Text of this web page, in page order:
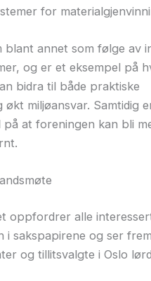
for
blant annet som følge av
og er et eksempel på
bidra til både praktiske
økt miljøansvar. Samtidig
på at foreningen kan bli
oppfordrer alle
i sakspapirene og ser
og tillitsvalgte i Oslo